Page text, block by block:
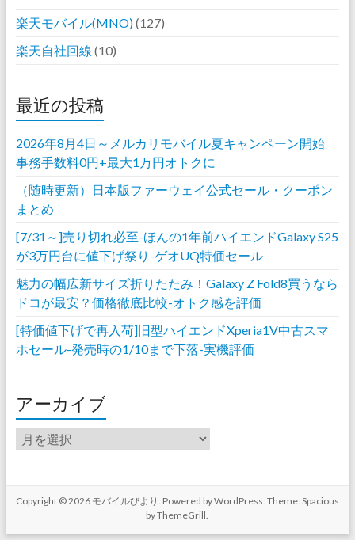
楽天モバイル(MNO)(127)
楽天自社回線 (10)
最近の投稿
2026年8月4日～メルカリモバイル夏キャンペーン開始
事務手数料0円+最大1万円オトクに
（随時更新）日本版ファーウェイ公式セール・クーポン
まとめ
[7/31～]売り切れ必至-ほんの1年前ハイエンドGalaxy S25
が3万円台に値下げ祭り-ゲオUQ特価セール
魅力の幅広新サイズ折りたたみ！Galaxy Z Fold8買うなら
ドコが最安？価格徹底比較-オトク感を評価
[特価値下げで再入荷]旧型ハイエンドXperia1V中古スマ
ホセール-発売時の1/10まで下落-実機評価
アーカイブ
ア
ー
ブ
Copyright © 2026 モバイルびより . Powered byWordPress. Theme: Spacious
byThemeGrill.